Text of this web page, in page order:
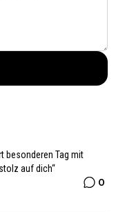
besonderen Tag mit
auf dich“
0